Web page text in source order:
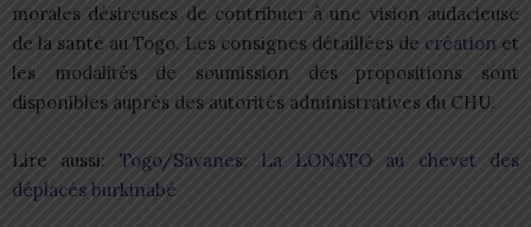
morales désireuses de contribuer à une vision audacieuse
de la santé au Togo. Les consignes détaillées de création et
les modalités de soumission des propositions sont
disponibles auprès des autorités administratives du CHU.
Lire aussi: Togo/Savanes: La LONATO au chevet des
déplacés burkinabé